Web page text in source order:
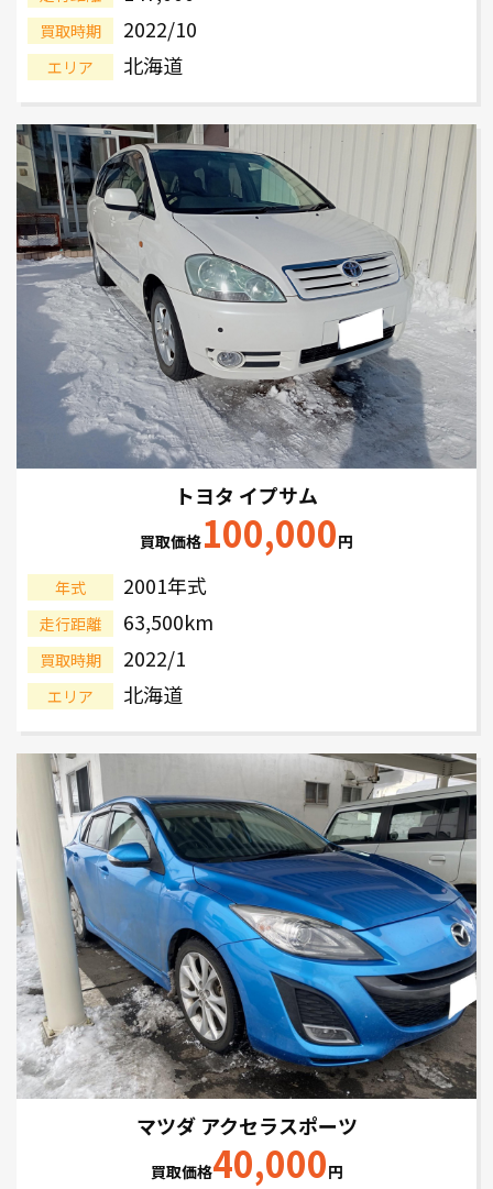
買取時期 2022/10
エリア 北海道
トヨタ イプサム
買取価格100,000円
年式 2001年式
走行距離 63,500km
買取時期 2022/1
エリア 北海道
マツダ アクセラスポーツ
買取価格40,000円